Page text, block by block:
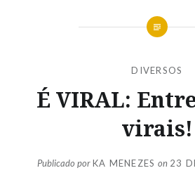
DIVERSOS
É VIRAL:
virais!
Publicado porKA MENEZES on 23